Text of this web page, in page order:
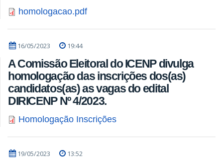
homologacao.pdf
16/05/2023 19:44
A Comissão Eleitoral do ICENP divulga
homologação das inscrições dos(as)
candidatos(as) as vagas do edital
DIRICENP Nº 4/2023.
Homologação Inscrições
19/05/2023 13:52